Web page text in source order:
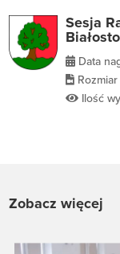
Sesja
Data
Ilość
Zobacz więcej